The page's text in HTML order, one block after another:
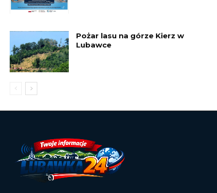
Pożar lasu na górze Kierz w
Lubawce